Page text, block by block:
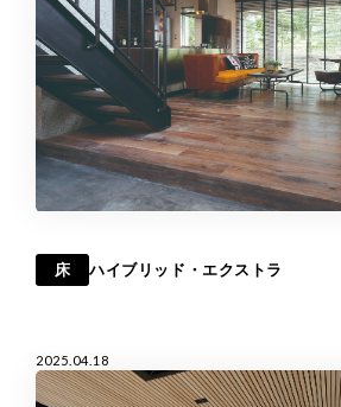
床 ハイブリッド・エクストラ
2025.04.18